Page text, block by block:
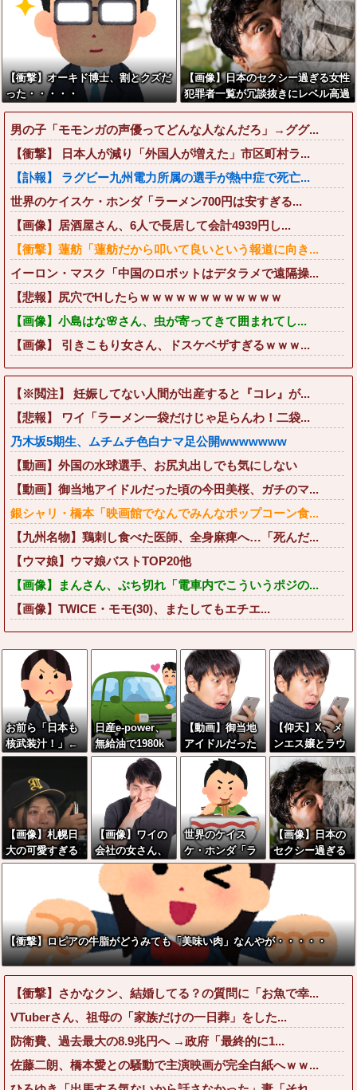
【衝撃】オーキド博士、割とクズだ
った・・・・・
【画像】日本のセクシー過ぎる女性
犯罪者一覧が冗談抜きにレベル高過
ぎる件w w w w w w w w w
男の子「モモンガの声優ってどんな人なんだろ」→ググ...
【衝撃】 日本人が減り「外国人が増えた」市区町村ラ...
【訃報】 ラグビー九州電力所属の選手が熱中症で死亡...
世界のケイスケ・ホンダ「ラーメン700円は安すぎる...
【画像】居酒屋さん、6人で長居して会計4939円し...
【衝撃】蓮舫「蓮舫だから叩いて良いという報道に向き...
イーロン・マスク「中国のロボットはデタラメで遠隔操...
【悲報】尻穴でHしたらｗｗｗｗｗｗｗｗｗｗｗｗ
【画像】小島はな🌸さん、虫が寄ってきて囲まれてし...
【画像】 引きこもり女さん、ドスケベザすぎるｗｗｗ...
【※閲注】 妊娠してない人間が出産すると『コレ』が...
【悲報】 ワイ「ラーメン一袋だけじゃ足らんわ！二袋...
乃木坂5期生、ムチムチ色白ナマ足公開wwwwwww
【動画】外国の水球選手、お尻丸出しでも気にしない
【動画】御当地アイドルだった頃の今田美桜、ガチのマ...
銀シャリ・橋本「映画館でなんでみんなポップコーン食...
【九州名物】鶏刺し食べた医師、全身麻痺へ…「死んだ...
【ウマ娘】ウマ娘バストTOP20他
【画像】まんさん、ぶち切れ「電車内でこういうポジの...
【画像】TWICE・モモ(30)、またしてもエチエ...
お前ら「日本も
核武装汁！」←
１万発の核弾頭
どこに
日産e-power、
無給油で1980k
m走行しギネス
記録を達成！→
山頂から下って
るだけでした…
【動画】御当地
アイドルだった
頃の今田美桜、
ガチのマジで可
愛くてワイらを
びびらせまくっ
てしまうw w w
w w w w w
【仰天】X、メ
ンエス嬢とラウ
ンジ嬢が熾烈な
女の争いを繰り
広げ対戦型にな
ってしまうw w
w w w w w w
【画像】札幌日
大の可愛すぎる
女子野球部員、
【画像】ワイの
会社の女さん、
『コレ』を強調
し過ぎて完全に
あたしこ枠を狙
ってるんだがw
w w w w w w w
w w w w
世界のケイス
ケ・ホンダ「ラ
ーメン700円は
安すぎる！2000
【画像】日本の
セクシー過ぎる
女性犯罪者一覧
が冗談抜きにレ
w w w w w w w
w w
【衝撃】ロピアの牛脂がどうみても「美味い肉」なんやが・・・・・
【衝撃】さかなクン、結婚してる？の質問に「お魚で幸...
VTuberさん、祖母の「家族だけの一日葬」をした...
防衛費、過去最大の8.9兆円へ →政府「最終的に1...
佐藤二朗、橋本愛との騒動で主演映画が完全白紙へｗｗ...